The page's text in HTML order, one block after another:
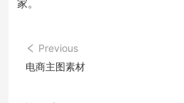
家。
Previous
电商主图素材